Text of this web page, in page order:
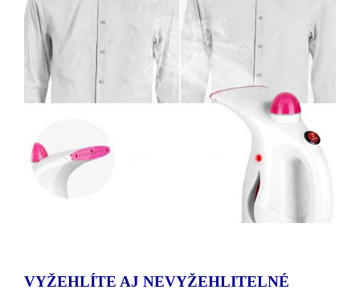
VYŽEHLÍTE AJ NEVYŽEHLITELNÉ